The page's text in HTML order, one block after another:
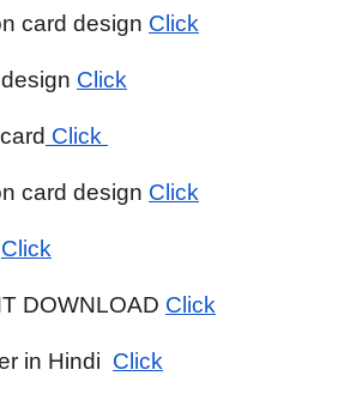
card design Click
Click
Click
card design Click
Click
DOWNLOAD Click
in Hindi Click